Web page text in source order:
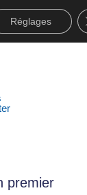
générales de
vente
premier
Réglages